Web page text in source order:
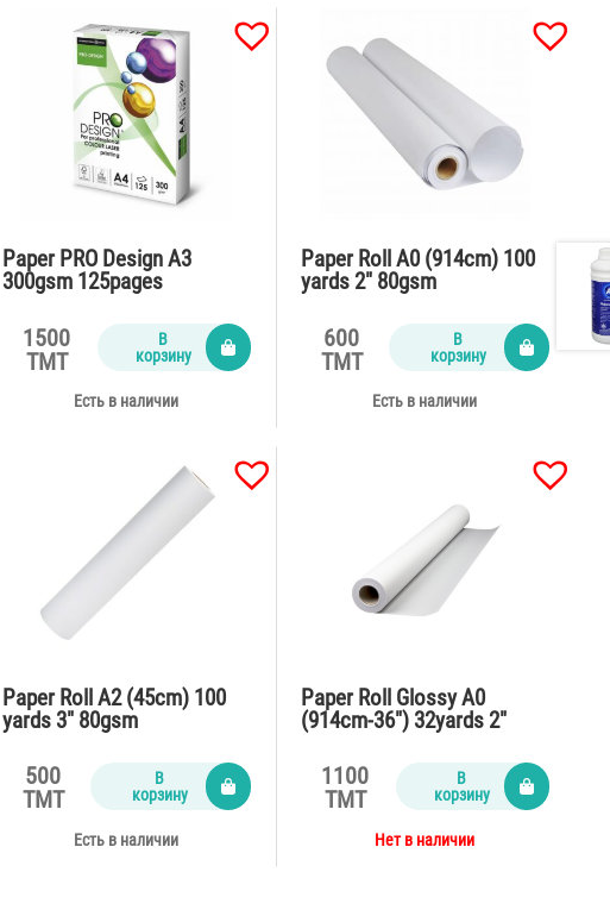
Paper PRO Design A3
300gsm 125pages
1500
TMT
В
корзину
Есть в наличии
Paper Roll A0 (914cm) 100
yards 2″ 80gsm
600
TMT
В
корзину
Есть в наличии
Paper Roll A2 (45cm) 100
yards 3″ 80gsm
500
TMT
В
корзину
Есть в наличии
Paper Roll Glossy A0
(914cm-36″) 32yards 2″
1100
TMT
В
корзину
Нет в наличии